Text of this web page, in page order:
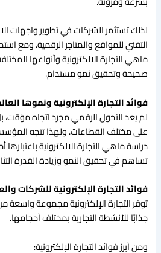
لذلك تستثمر الشركات في تطوير واجهات
التقني للمواقع والمتاجر الرقمية. ومع
ماهي التجارة الالكترونية وأنواعها
صحيحة وتحقيق نمو مستدام.
فوائد التجارة الإلكترونية ونموها
لم يعد التحول الرقمي مجرد اتجاه
على مختلف القطاعات. ولهذا تتجه
دراسة ماهي التجارة الالكترونية
تساهم في تحقيق النمو وزيادة القدرة
فوائد التجارة الإلكترونية للشركات
توفر التجارة الإلكترونية مجموعة واسعة من
جذابًا للأنشطة التجارية بمختلف أحجامها.
ومن أبرز فوائد التجارة الإلكترونية: